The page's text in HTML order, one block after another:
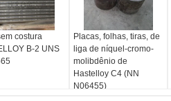
costura
B-2 UNS
Placas, folhas, tiras, de
liga de níquel-cromo-
molibdênio de
Hastelloy C4 (NN
N06455)